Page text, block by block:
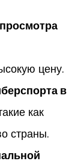
цену.
в
как
страны.